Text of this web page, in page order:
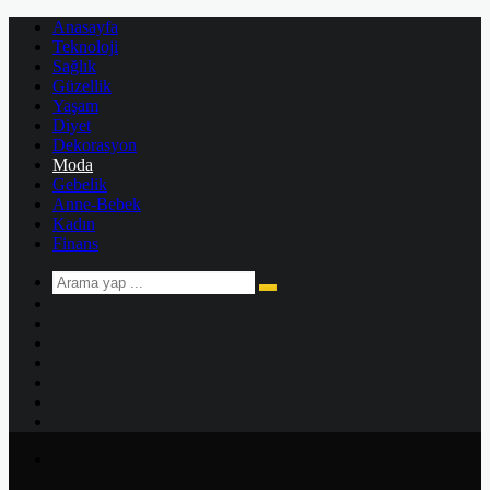
Anasayfa
Teknoloji
Sağlık
Güzellik
Yaşam
Diyet
Dekorasyon
Moda
Gebelik
Anne-Bebek
Kadın
Finans
Arama